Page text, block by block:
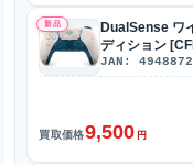
新品
DualSense ワ
ディション
JAN:
買取価格9,500 円